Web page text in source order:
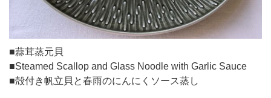
■蒜茸蒸元貝
■Steamed Scallop and Glass Noodle with Garlic Sauce
■殻付き帆立貝と春雨のにんにくソース蒸し